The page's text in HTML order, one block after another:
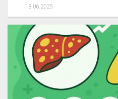
18.06.2025